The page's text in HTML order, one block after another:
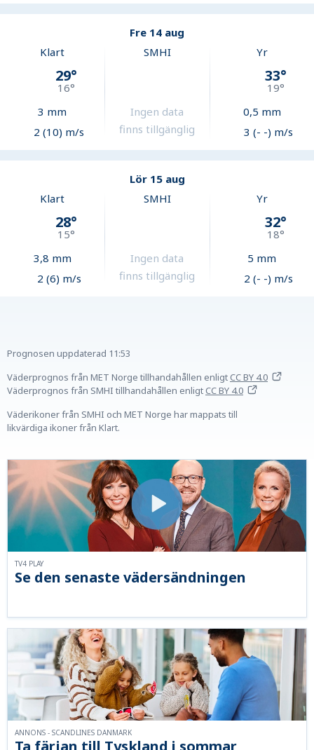
Fre 14 aug
Klart
29°
16°
3 mm
2 (10) m/s
SMHI
Ingen data
finns tillgänglig
Yr
33°
19°
0,5 mm
3 (- -) m/s
Lör 15 aug
Klart
28°
15°
3,8 mm
2 (6) m/s
SMHI
Ingen data
finns tillgänglig
Yr
32°
18°
5 mm
2 (- -) m/s
Prognosen uppdaterad 11:53
Väderprognos från MET Norge tillhandahållen enligtCC BY 4.0
Väderprognos från SMHI tillhandahållen enligtCC BY 4.0
Väderikoner från SMHI och MET Norge har mappats till
likvärdiga ikoner från Klart.
Se den senaste vädersändningen
TV4 PLAY
ANNONS - SCANDLINES DANMARK